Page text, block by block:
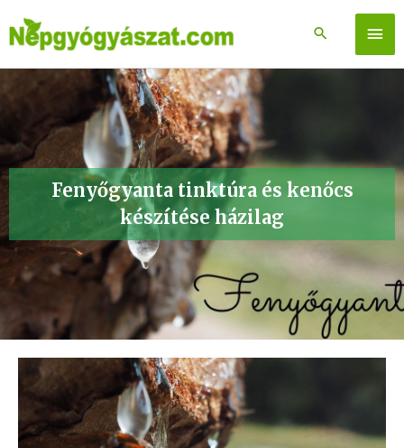
to
content
Fenyőgyanta tinktúra és kenőcs
készítése házilag